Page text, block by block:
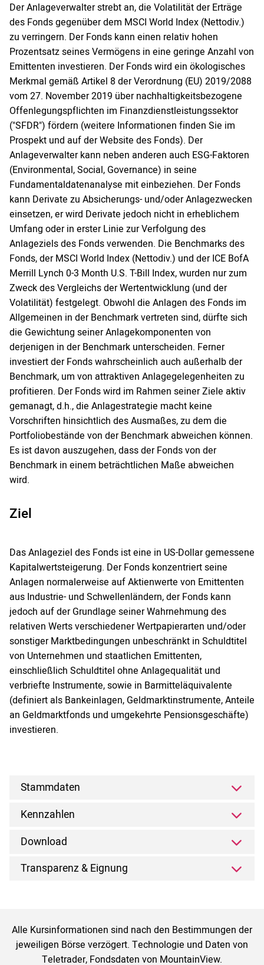
Der Anlageverwalter strebt an, die Volatilität der Erträge
des Fonds gegenüber dem MSCI World Index (Nettodiv.)
zu verringern. Der Fonds kann einen relativ hohen
Prozentsatz seines Vermögens in eine geringe Anzahl von
Emittenten investieren. Der Fonds wird ein ökologisches
Merkmal gemäß Artikel 8 der Verordnung (EU) 2019/2088
vom 27. November 2019 über nachhaltigkeitsbezogene
Offenlegungspflichten im Finanzdienstleistungssektor
("SFDR") fördern (weitere Informationen finden Sie im
Prospekt und auf der Website des Fonds). Der
Anlageverwalter kann neben anderen auch ESG-Faktoren
(Environmental, Social, Governance) in seine
Fundamentaldatenanalyse mit einbeziehen. Der Fonds
kann Derivate zu Absicherungs- und/oder Anlagezwecken
einsetzen, er wird Derivate jedoch nicht in erheblichem
Umfang oder in erster Linie zur Verfolgung des
Anlageziels des Fonds verwenden. Die Benchmarks des
Fonds, der MSCI World Index (Nettodiv.) und der ICE BofA
Merrill Lynch 0-3 Month U.S. T-Bill Index, wurden nur zum
Zweck des Vergleichs der Wertentwicklung (und der
Volatilität) festgelegt. Obwohl die Anlagen des Fonds im
Allgemeinen in der Benchmark vertreten sind, dürfte sich
die Gewichtung seiner Anlagekomponenten von
derjenigen in der Benchmark unterscheiden. Ferner
investiert der Fonds wahrscheinlich auch außerhalb der
Benchmark, um von attraktiven Anlagegelegenheiten zu
profitieren. Der Fonds wird im Rahmen seiner Ziele aktiv
gemanagt, d.h., die Anlagestrategie macht keine
Vorschriften hinsichtlich des Ausmaßes, zu dem die
Portfoliobestände von der Benchmark abweichen können.
Es ist davon auszugehen, dass der Fonds von der
Benchmark in einem beträchtlichen Maße abweichen
wird.
Ziel
Das Anlageziel des Fonds ist eine in US-Dollar gemessene
Kapitalwertsteigerung. Der Fonds konzentriert seine
Anlagen normalerweise auf Aktienwerte von Emittenten
aus Industrie- und Schwellenländern, der Fonds kann
jedoch auf der Grundlage seiner Wahrnehmung des
relativen Werts verschiedener Wertpapierarten und/oder
sonstiger Marktbedingungen unbeschränkt in Schuldtitel
von Unternehmen und staatlichen Emittenten,
einschließlich Schuldtitel ohne Anlagequalität und
verbriefte Instrumente, sowie in Barmitteläquivalente
(definiert als Bankeinlagen, Geldmarktinstrumente, Anteile
an Geldmarktfonds und umgekehrte Pensionsgeschäfte)
investieren.
Stammdaten
Kennzahlen
Download
Transparenz & Eignung
Alle Kursinformationen sind nach den Bestimmungen der
jeweiligen Börse verzögert. Technologie und Daten von
Teletrader, Fondsdaten von MountainView.